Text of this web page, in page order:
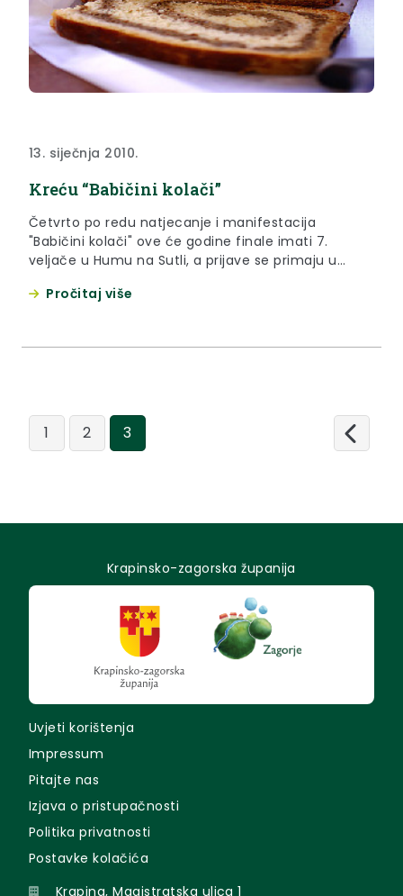
13. siječnja 2010.
Kreću “Babičini kolači”
Četvrto po redu natjecanje i manifestacija
"Babičini kolači" ove će godine finale imati 7.
veljače u Humu na Sutli, a prijave se primaju u
Pročitaj više
1 2 3
Krapinsko-zagorska županija
Uvjeti korištenja
Impressum
Pitajte nas
Izjava o pristupačnosti
Politika privatnosti
Postavke kolačića
Krapina, Magistratska ulica 1